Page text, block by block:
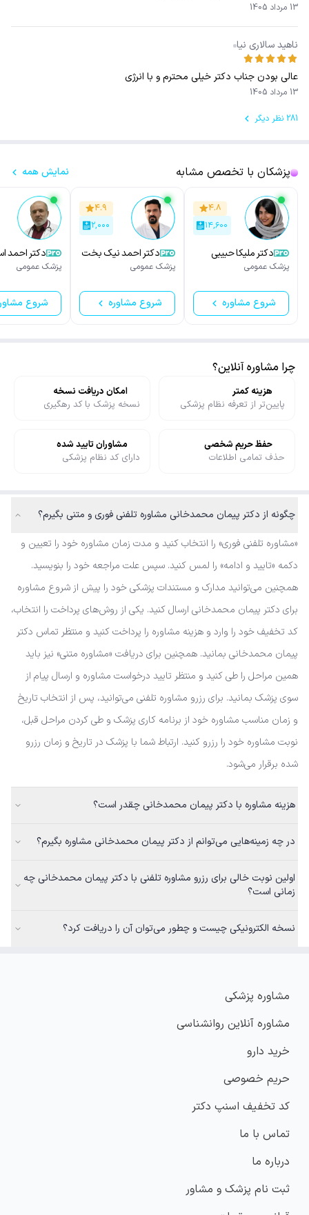
13 مرداد 1405
ناهيد سالارى نيا
عالی بودن جناب دکتر خیلی محترم و با انرژی
13 مرداد 1405
281 نظر دیگر
پزشکان با تخصص مشابه نمایش همه
۴.۸
۱۴,۶۰۰
دکتر ملیکا حبیبی
پزشک عمومی
شروع مشاوره
۴.۹
۲,۰۰۰
دکتر احمد نیک بخت
پزشک عمومی
شروع مشاوره
دکتر احمد
پزشک عمومی
شروع
چرا مشاوره آنلاین؟
هزینه کمتر
پایین‌تر از تعرفه نظام پزشکی
امکان دریافت نسخه
نسخه پزشک با کد رهگیری
حفظ حریم شخصی
حذف تمامی اطلاعات
مشاوران تایید شده
دارای کد نظام پزشکی
چگونه از دکتر پیمان محمدخانی مشاوره تلفنی فوری و متنی بگیرم؟
«مشاوره تلفنی فوری» را انتخاب کنید و مدت زمان مشاوره خود را تعیین و
دکمه «تایید و ادامه» را لمس کنید. سپس علت مراجعه خود را بنویسید.
همچنین می‌توانید مدارک و مستندات پزشکی خود را پیش از شروع مشاوره
برای دکتر پیمان محمدخانی ارسال کنید. یکی از روش‌های پرداخت را انتخاب،
کد تخفیف خود را وارد و هزینه مشاوره را پرداخت کنید و منتظر تماس دکتر
پیمان محمدخانی بمانید. همچنین برای دریافت «مشاوره متنی» نیز باید
همین مراحل را طی کنید و منتظر تایید درخواست مشاوره و ارسال پیام از
سوی پزشک بمانید. برای رزرو مشاوره تلفنی می‌توانید، پس از انتخاب تاریخ
و زمان مناسب مشاوره خود از برنامه کاری پزشک و طی کردن مراحل قبل،
نوبت مشاوره خود را رزرو کنید. ارتباط شما با پزشک در تاریخ و زمان رزرو
شده برقرار می‌شود.
هزینه مشاوره با دکتر پیمان محمدخانی چقدر است؟
در چه زمینه‌هایی می‌توانم از دکتر پیمان محمدخانی مشاوره بگیرم؟
اولین نوبت خالی برای رزرو مشاوره تلفنی با دکتر پیمان محمدخانی چه
زمانی است؟
نسخه الکترونیکی چیست و چطور می‌توان آن را دریافت کرد؟
مشاوره پزشکی
مشاوره آنلاین روانشناسی
خرید دارو
حریم خصوصی
کد تخفیف اسنپ دکتر
تماس با ما
درباره ما
ثبت نام پزشک و مشاور